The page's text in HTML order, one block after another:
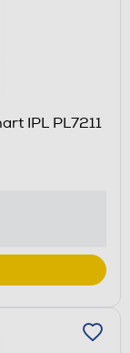
IPL PL7211